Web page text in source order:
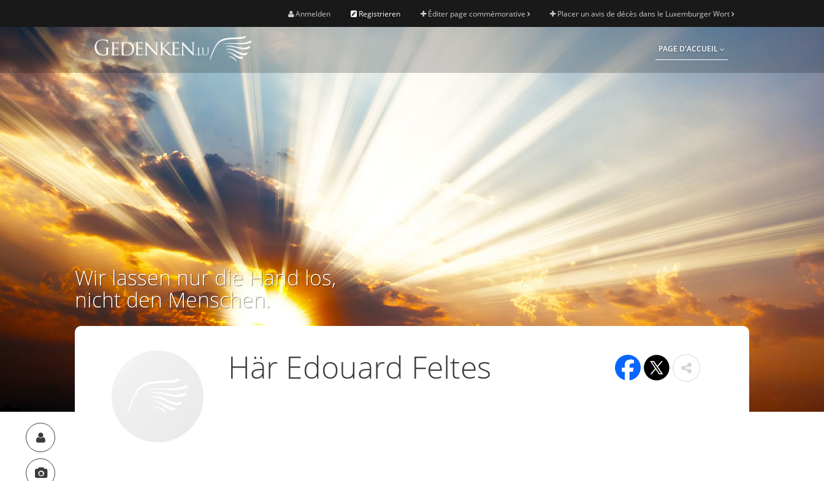
Anmelden Registrieren Éditer page commémorative Placer un avis de décès dans le Luxemburger Wort
PAGE D'ACCUEIL
Wir lassen nur die Hand los,
nicht den Menschen.
Här Edouard Feltes